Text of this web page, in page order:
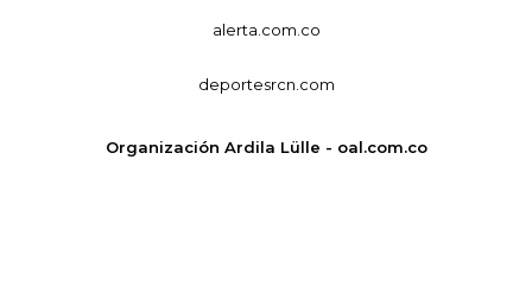
alerta.com.co
deportesrcn.com
Organización Ardila Lülle - oal.com.co